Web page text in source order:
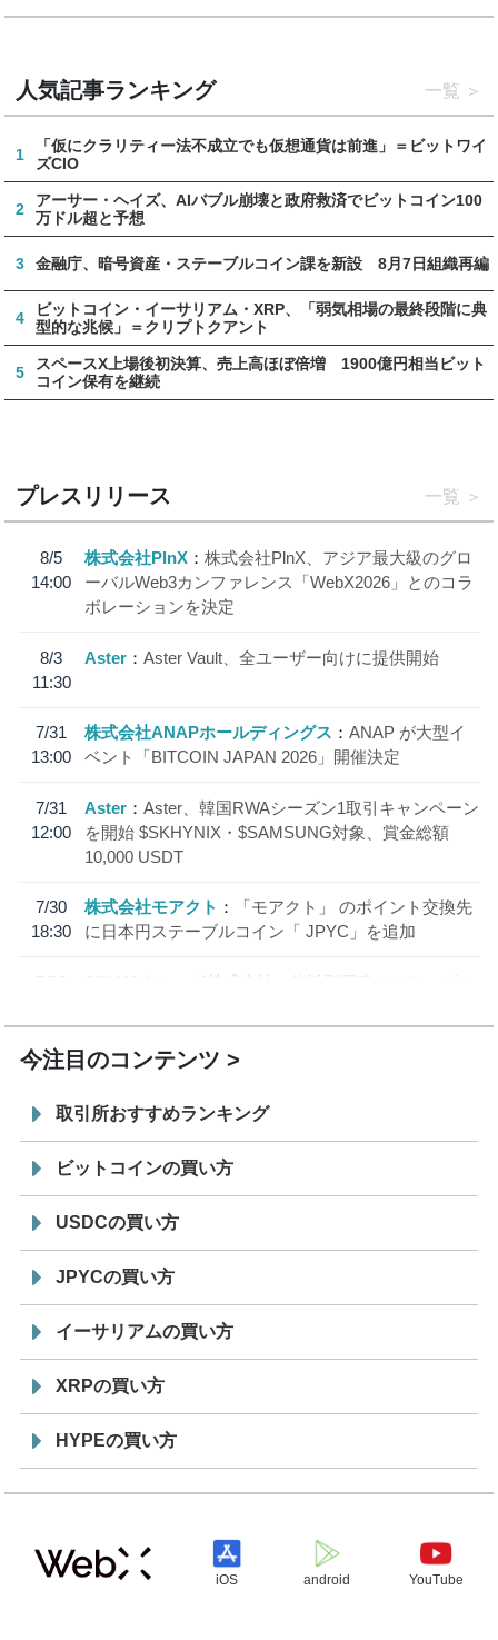
人気記事ランキング 一覧
1
「仮にクラリティー法不成立でも仮想通貨は前進」＝ビットワイ
ズCIO
2
アーサー・ヘイズ、AIバブル崩壊と政府救済でビットコイン100
万ドル超と予想
3 金融庁、暗号資産・ステーブルコイン課を新設 8月7日組織再編
4
ビットコイン・イーサリアム・XRP、「弱気相場の最終段階に典
型的な兆候」＝クリプトクアント
5
スペースX上場後初決算、売上高ほぼ倍増 1900億円相当ビット
コイン保有を継続
プレスリリース 一覧
8/5
14:00
株式会社PlnX
株式会社PlnX、アジア最大級のグロ
ーバルWeb3カンファレンス「WebX2026」とのコラ
ボレーションを決定
8/3
11:30
Aster Aster Vault、全ユーザー向けに提供開始
7/31
13:00
株式会社ANAPホールディングス
ANAP が大型イ
ベント「BITCOIN JAPAN 2026」開催決定
7/31
12:00
Aster
Aster、韓国RWAシーズン1取引キャンペーン
を開始 $SKHYNIX・$SAMSUNG対象、賞金総額
10,000 USDT
7/30
18:30
株式会社モアクト
「モアクト」 のポイント交換先
に日本円ステーブルコイン「 JPYC」を追加
7/29
SBI VCトレード株式会社
信託型円建てステーブル
今注目のコンテンツ
取引所おすすめランキング
ビットコインの買い方
USDCの買い方
JPYCの買い方
イーサリアムの買い方
XRPの買い方
HYPEの買い方
iOS android YouTube